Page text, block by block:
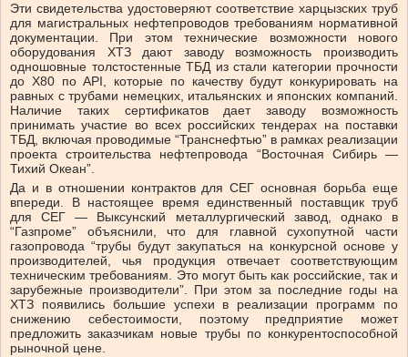
Эти свидетельства удостоверяют соответствие харцызских труб
для магистральных нефтепроводов требованиям нормативной
документации. При этом технические возможности нового
оборудования ХТЗ дают заводу возможность производить
одношовные толстостенные ТБД из стали категории прочности
до Х80 по API, которые по качеству будут конкурировать на
равных с трубами немецких, итальянских и японских компаний.
Наличие таких сертификатов дает заводу возможность
принимать участие во всех российских тендерах на поставки
ТБД, включая проводимые “Транснефтью” в рамках реализации
проекта строительства нефтепровода “Восточная Сибирь —
Тихий Океан”.
Да и в отношении контрактов для СЕГ основная борьба еще
впереди. В настоящее время единственный поставщик труб
для СЕГ — Выксунский металлургический завод, однако в
“Газпроме” объяснили, что для главной сухопутной части
газопровода “трубы будут закупаться на конкурсной основе у
производителей, чья продукция отвечает соответствующим
техническим требованиям. Это могут быть как российские, так и
зарубежные производители”. При этом за последние годы на
ХТЗ появились большие успехи в реализации программ по
снижению себестоимости, поэтому предприятие может
предложить заказчикам новые трубы по конкурентоспособной
рыночной цене.